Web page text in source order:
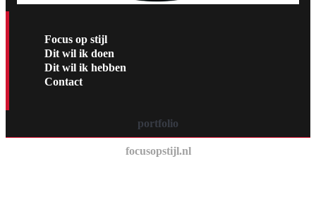
Focus op stijl
Dit wil ik doen
Dit wil ik hebben
Contact
portfolio
focusopstijl.nl